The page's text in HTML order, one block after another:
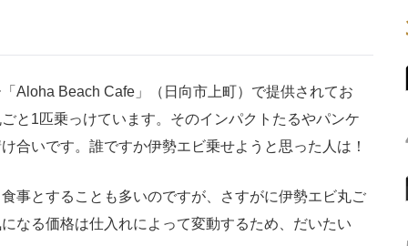
Beach Cafe」（日向市上町）で提供されてお
と1匹乗っけています。そのインパクトたるやパンケ
合いです。誰ですか伊勢エビ乗せようと思った人は！
とすることも多いのですが、さすがに伊勢エビ丸ご
なる価格は仕入れによって変動するため、だいたい